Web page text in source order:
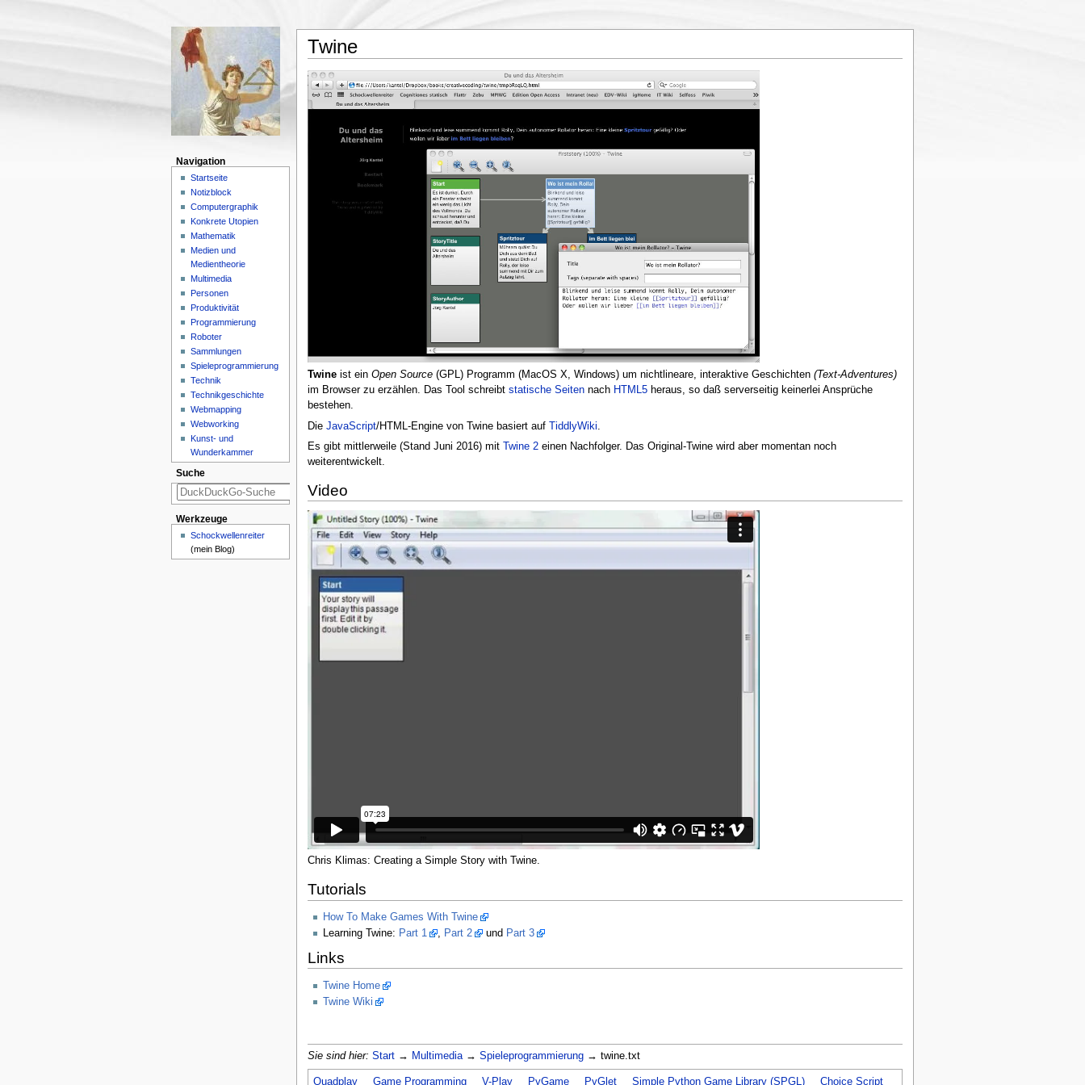
Twine
Twineist ein Open Source(GPL) Programm (MacOS X, Windows) um nichtlineare, interaktive Geschichten (Text-Adventures)
im Browser zu erzählen. Das Tool schreibt statische Seitennach HTML5heraus, so daß serverseitig keinerlei Ansprüche
bestehen.
Die JavaScript/HTML-Engine von Twine basiert auf TiddlyWiki
Es gibt mittlerweile (Stand Juni 2016) mit Twine 2einen Nachfolger. Das Original-Twine wird aber momentan noch
weiterentwickelt.
Video
Chris Klimas: Creating a Simple Story with Twine.
Tutorials
How To Make Games With Twine
Learning Twine: Part 1 , Part 2 und Part 3
Links
Twine Home
Twine Wiki
Sie sind hier: Start→ Multimedia→ Spieleprogrammierung→ twine.txt
Quadplay Game Programming V-Play PyGame PyGlet Simple Python Game Library (SPGL) Choice Script
Navigation
Startseite
Notizblock
Computergraphik
Konkrete Utopien
Mathematik
Medien und
Medientheorie
Multimedia
Personen
Produktivität
Programmierung
Roboter
Sammlungen
Spieleprogrammierung
Technik
Technikgeschichte
Webmapping
Webworking
Kunst- und
Wunderkammer
Suche
Werkzeuge
Schockwellenreiter
(mein Blog)